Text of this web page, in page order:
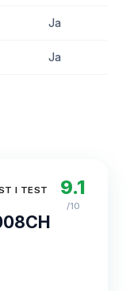
Ja
Ja
I TEST 9.1
/10